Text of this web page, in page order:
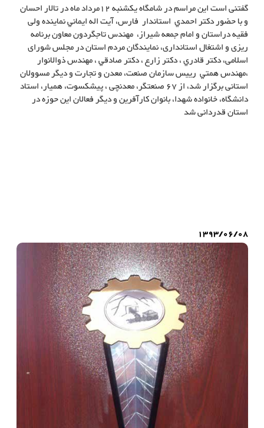
گفتنی است این مراسم در شامگاه یکشنبه 12مرداد ماه در تالار احسان
و با حضور دكتر احمدي استاندار فارس، آيت اله ايماني نماینده ولی
فقیه دراستان و امام جمعه شیراز، مهندس تاجگردون معاون برنامه
ریزی و اشتغال استانداری، نمایندگان مردم استان در مجلس شورای
اسلامی، دكتر قادري ، دكتر زارع ، دكتر صادقي ، مهندس ذوالانوار
،مهندس همتي رییس سازمان صنعت، معدن و تجارت و دیگر مسوولان
استانی برگزار شد، از 67 صنعتگر، معدنچی ، پیشکسوت، همیار، استاد
دانشگاه، خانواده شهدا، بانوان کارآفرین و دیگر فعالان این حوزه در
استان قدردانی شد
1393/06/08